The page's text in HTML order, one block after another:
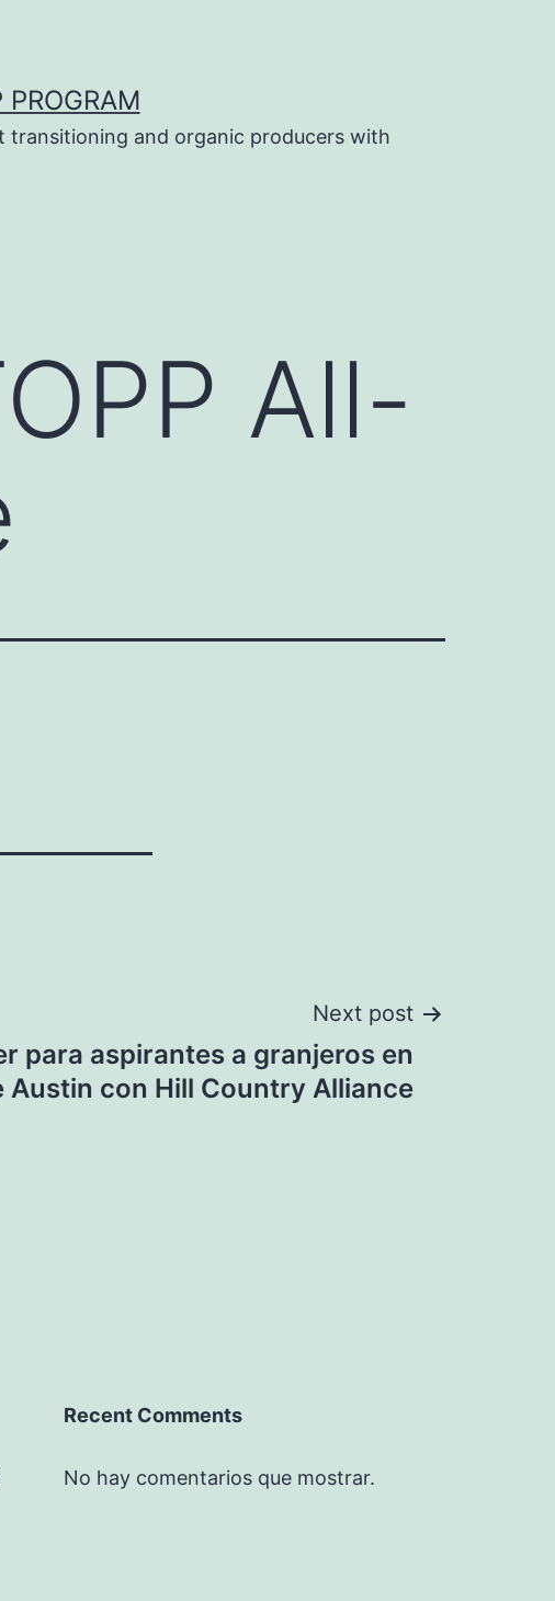
PROGRAM
transitioning and organic producers with
All-
Next post
para aspirantes a granjeros en
Austin con Hill Country Alliance
Recent Comments
No hay comentarios que mostrar.